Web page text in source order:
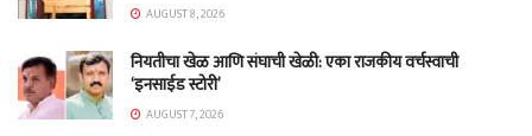
AUGUST 8, 2026
नियतीचा खेळ आणि संघाची खेळी: एका राजकीय वर्चस्वाची
‘इनसाईड स्टोरी’
AUGUST 7, 2026